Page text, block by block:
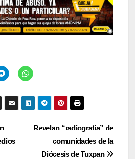
Revelan “radiografía” de
comunidades de la
Diócesis de Tuxpan